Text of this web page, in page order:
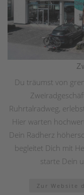
Du träumst von
Ruhrtalradweg,
Hier warten
Dein Radherz
begleitet Dich mit
starte Dein
Zur Website